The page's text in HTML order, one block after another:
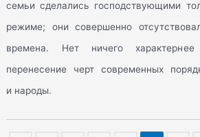
семьи сделались господствующими
режиме; они совершенно
времена. Нет ничего
перенесение черт современных
и народы.